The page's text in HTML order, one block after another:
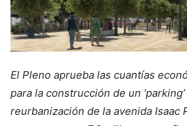
El Pleno aprueba las cuantías
para la construcción de un
reurbanización de la avenida Isaac